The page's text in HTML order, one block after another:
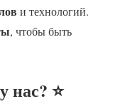
и технологий.
, чтобы быть
нас? ⭐